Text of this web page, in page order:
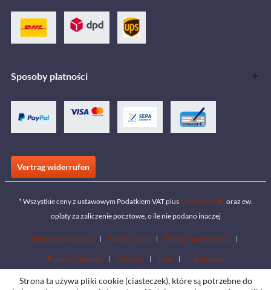
Sposoby płatności
Vertrag widerrufen
* Wszystkie ceny z ustawowym Podatkiem VAT plus koszty wysyłki oraz ew.
opłaty za zaliczenie pocztowe, o ile nie podano inaczej
Obszar pobierania Znajdź sklep Zostań sprzedawcą
Pobierz katalogi Contact Jobs Lokalizacje
Strona ta używa pliki cookie (ciasteczek), które są potrzebne do